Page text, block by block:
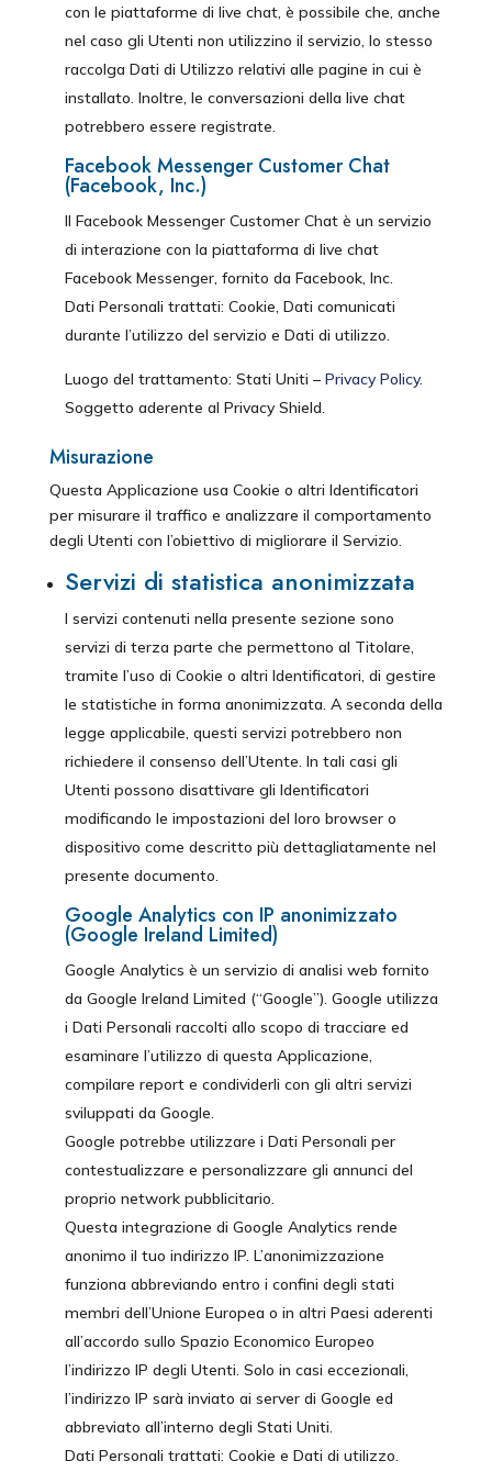
con le piattaforme di live chat, è possibile che, anche
nel caso gli Utenti non utilizzino il servizio, lo stesso
raccolga Dati di Utilizzo relativi alle pagine in cui è
installato. Inoltre, le conversazioni della live chat
potrebbero essere registrate.
Facebook Messenger Customer Chat
(Facebook, Inc.)
Il Facebook Messenger Customer Chat è un servizio
di interazione con la piattaforma di live chat
Facebook Messenger, fornito da Facebook, Inc.
Dati Personali trattati: Cookie, Dati comunicati
durante l’utilizzo del servizio e Dati di utilizzo.
Luogo del trattamento: Stati Uniti – Privacy Policy.
Soggetto aderente al Privacy Shield.
Misurazione
Questa Applicazione usa Cookie o altri Identificatori
per misurare il traffico e analizzare il comportamento
degli Utenti con l’obiettivo di migliorare il Servizio.
Servizi di statistica anonimizzata
I servizi contenuti nella presente sezione sono
servizi di terza parte che permettono al Titolare,
tramite l’uso di Cookie o altri Identificatori, di gestire
le statistiche in forma anonimizzata. A seconda della
legge applicabile, questi servizi potrebbero non
richiedere il consenso dell’Utente. In tali casi gli
Utenti possono disattivare gli Identificatori
modificando le impostazioni del loro browser o
dispositivo come descritto più dettagliatamente nel
presente documento.
Google Analytics con IP anonimizzato
(Google Ireland Limited)
Google Analytics è un servizio di analisi web fornito
da Google Ireland Limited (“Google”). Google utilizza
i Dati Personali raccolti allo scopo di tracciare ed
esaminare l’utilizzo di questa Applicazione,
compilare report e condividerli con gli altri servizi
sviluppati da Google.
Google potrebbe utilizzare i Dati Personali per
contestualizzare e personalizzare gli annunci del
proprio network pubblicitario.
Questa integrazione di Google Analytics rende
anonimo il tuo indirizzo IP. L’anonimizzazione
funziona abbreviando entro i confini degli stati
membri dell’Unione Europea o in altri Paesi aderenti
all’accordo sullo Spazio Economico Europeo
l’indirizzo IP degli Utenti. Solo in casi eccezionali,
l’indirizzo IP sarà inviato ai server di Google ed
abbreviato all’interno degli Stati Uniti.
Dati Personali trattati: Cookie e Dati di utilizzo.